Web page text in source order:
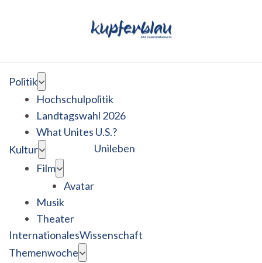
Politik
Hochschulpolitik
Landtagswahl 2026
What Unites U.S.?
Kultur
Film
Avatar
Musik
Theater
Unileben
InternationalesWissenschaft
Themenwoche